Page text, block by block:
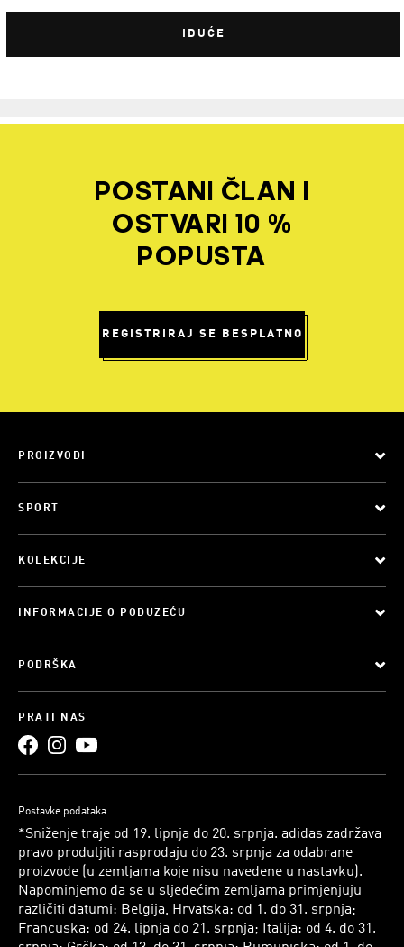
IDUĆE
POSTANI ČLAN I
OSTVARI 10 %
POPUSTA
REGISTRIRAJ SE BESPLATNO
PROIZVODI
SPORT
KOLEKCIJE
INFORMACIJE O PODUZEĆU
PODRŠKA
PRATI NAS
Postavke podataka
*Sniženje traje od 19. lipnja do 20. srpnja. adidas zadržava
pravo produljiti rasprodaju do 23. srpnja za odabrane
proizvode (u zemljama koje nisu navedene u nastavku).
Napominjemo da se u sljedećim zemljama primjenjuju
različiti datumi: Belgija, Hrvatska: od 1. do 31. srpnja;
Francuska: od 24. lipnja do 21. srpnja; Italija: od 4. do 31.